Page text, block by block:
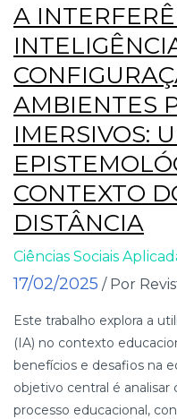
A
AMBIENTES
IMERSIVOS:
CONTEXTO
DISTÂNCIA
Ciências Sociais
17/02/2025 / Por
Este trabalho explora a
(IA) no contexto
benefícios e desafios na
objetivo central é
processo educacional,